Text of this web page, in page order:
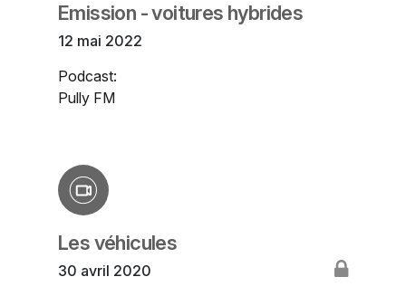
Emission - voitures hybrides
12 mai 2022
Podcast:
Pully FM
Les véhicules
30 avril 2020